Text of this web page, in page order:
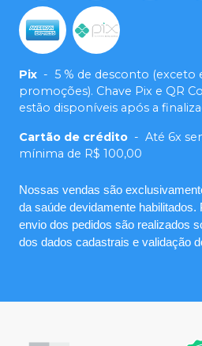
Pix - 5 % de desconto (exceto
promoções). Chave Pix e QR
estão disponíveis após a
Cartão de crédito - Até 6x
mínima de R$ 100,00
Nossas vendas são
da saúde devidamente
envio dos pedidos são realizados
dos dados cadastrais e validação